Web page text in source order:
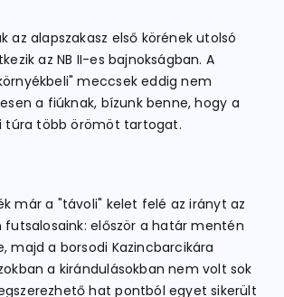
az alapszakasz első körének utolsó
az NB II-es bajnokságban. A
meccsek eddig nem
a fiúknak, bízunk benne, hogy a
túra több örömöt tartogat.
már a "távoli" kelet felé az irányt az
futsalosaink: először a határ mentén
majd a borsodi Kazincbarcikára
a kirándulásokban nem volt sok
hat pontból egyet sikerült